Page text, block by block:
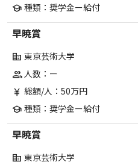
school 種類：奨学金ー給付
早暁賞
corporate_fare 東京芸術大学
group人数：ー
currency_yen 総額/人：50万円
school 種類：奨学金ー給付
早暁賞
corporate_fare 東京芸術大学